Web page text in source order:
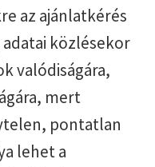
az ajánlatkérés
közlésekor
valódiságára,
mert
pontatlan
lehet a